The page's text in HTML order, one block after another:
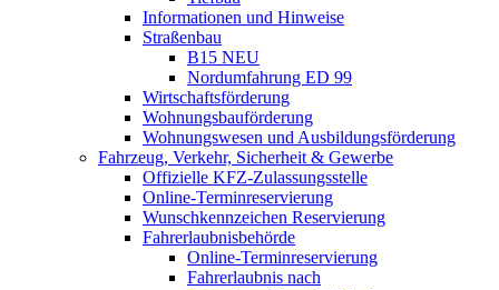
Informationen und Hinweise
Straßenbau
B15 NEU
Nordumfahrung ED 99
Wirtschaftsförderung
Wohnungsbauförderung
Wohnungswesen und Ausbildungsförderung
Fahrzeug, Verkehr, Sicherheit & Gewerbe
Offizielle KFZ-Zulassungsstelle
Online-Terminreservierung
Wunschkennzeichen Reservierung
Fahrerlaubnisbehörde
Online-Terminreservierung
Fahrerlaubnis nach